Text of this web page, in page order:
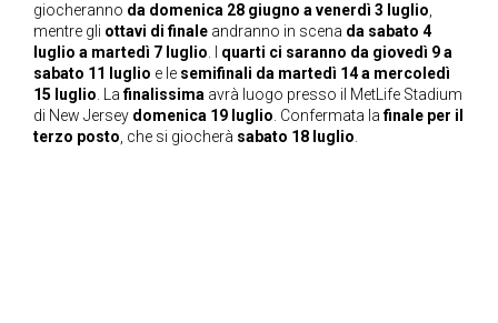
giocheranno da domenica 28 giugno a venerdì 3 luglio,
mentre gli ottavi di finale andranno in scena da sabato 4
luglio a martedì 7 luglio. I quarti ci saranno da giovedì 9 a
sabato 11 luglio e le semifinali da martedì 14 a mercoledì
15 luglio. Lafinalissima avrà luogo presso il MetLife Stadium
di New Jersey domenica 19 luglio. Confermata lafinale per il
terzo posto, che si giocherà sabato 18 luglio.